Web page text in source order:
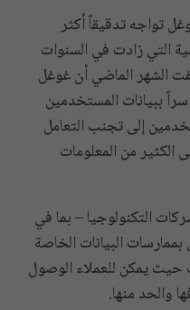
تواجه تدقيقاً أكثر
التي زادت في السنوات
الشهر الماضي أن غوغل
ببيانات المستخدمين
إلى تجنب التعامل
من المعلومات
التكنولوجيا – بما في
البيانات الخاصة
حيث يمكن للعملاء الوصول
والحد منها.